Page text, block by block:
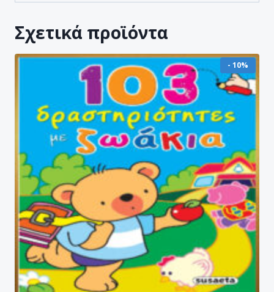
Σχετικά προϊόντα
- 10%